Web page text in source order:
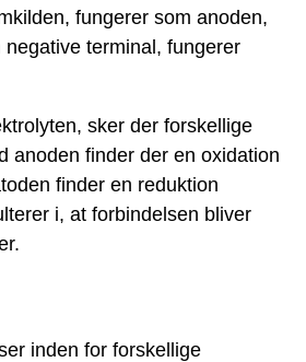
fungerer som anoden,
terminal, fungerer
sker der forskellige
anoden finder der en oxidation
finder en reduktion
i, at forbindelsen bliver
inden for forskellige